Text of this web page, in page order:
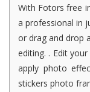
With Fotors free
a professional in
or drag and drop
editing. . Edit
apply photo
stickers photo